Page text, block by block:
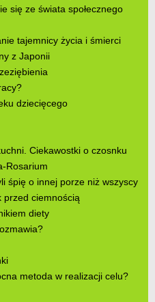
się ze świata społecznego
tajemnicy życia i śmierci
z Japonii
dziecięcego
Ciekawostki o czosnku
Rosarium
śpię o innej porze niż wszyscy
przed ciemnością
diety
metoda w realizacji celu?